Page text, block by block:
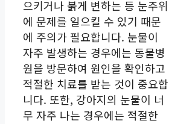
으키거나 붉게 변하는 등 눈주위
에 문제를 일으킬 수 있기 때문
에 주의가 필요합니다. 눈물이
자주 발생하는 경우에는 동물병
원을 방문하여 원인을 확인하고
적절한 치료를 받는 것이 중요합
니다. 또한, 강아지의 눈물이 너
무 자주 나는 경우에는 적절한